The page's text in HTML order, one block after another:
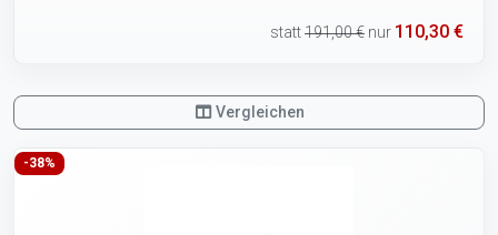
statt191,00 € nur 110,30 €
Vergleichen
-38%